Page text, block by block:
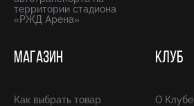
территории стадиона
«РЖД Арена»
МАГАЗИН
Как выбрать товар
КЛУБ
О Клубе